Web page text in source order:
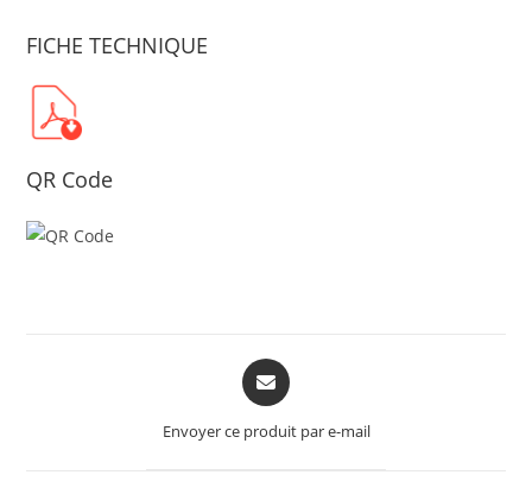
FICHE TECHNIQUE
QR Code
Opens
in
new
Envoyer ce produit par e-mail